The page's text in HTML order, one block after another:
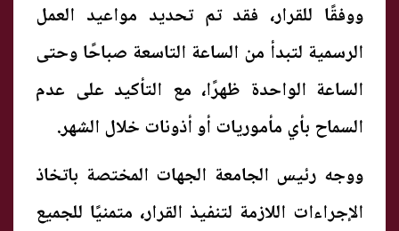
ووفقًا للقرار، فقد تم تحديد مواعيد العمل
الرسمية لتبدأ من الساعة التاسعة صباحًا وحتى
الساعة الواحدة ظهرًا، مع التأكيد على عدم
السماح بأي مأموريات أو أذونات خلال الشهر.
ووجه رئيس الجامعة الجهات المختصة باتخاذ
الإجراءات اللازمة لتنفيذ القرار، متمنيًا للجميع